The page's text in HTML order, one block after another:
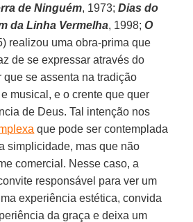
de Ninguém, 1973;Dias do
da Linha Vermelha, 1998;O
realizou uma obra-prima que
de se expressar através do
que se assenta na tradição
musical, e o crente que quer
de Deus. Tal intenção nos
que pode ser contemplada
simplicidade, mas que não
comercial. Nesse caso, a
responsável para ver um
experiência estética, convida
da graça e deixa um